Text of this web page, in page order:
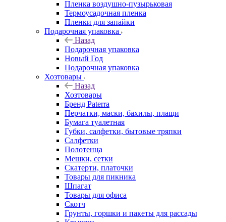
Пленка воздушно-пузырьковая
Термоусадочная пленка
Пленки для запайки
Подарочная упаковка
Назад
Подарочная упаковка
Новый Год
Подарочная упаковка
Хозтовары
Назад
Хозтовары
Бренд Paterra
Перчатки, маски, бахилы, плащи
Бумага туалетная
Губки, салфетки, бытовые тряпки
Салфетки
Полотенца
Мешки, сетки
Скатерти, платочки
Товары для пикника
Шпагат
Товары для офиса
Скотч
Грунты, горшки и пакеты для рассады